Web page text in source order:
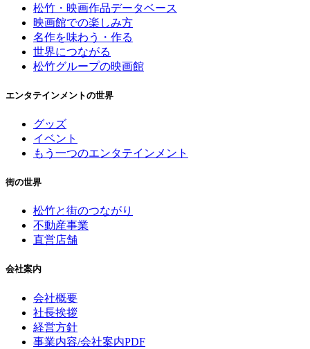
松竹・映画作品データベース
映画館での楽しみ方
名作を味わう・作る
世界につながる
松竹グループの映画館
エンタテインメントの世界
グッズ
イベント
もう一つのエンタテインメント
街の世界
松竹と街のつながり
不動産事業
直営店舗
会社案内
会社概要
社長挨拶
経営方針
事業内容/会社案内PDF